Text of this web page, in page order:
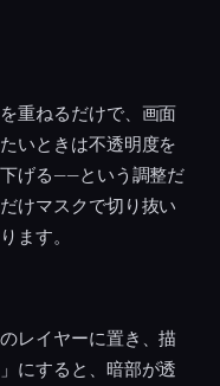
重ねるだけで、画面
いときは不透明度を
げる——という調整だ
けマスクで切り抜い
ます。
レイヤーに置き、描
にすると、暗部が透